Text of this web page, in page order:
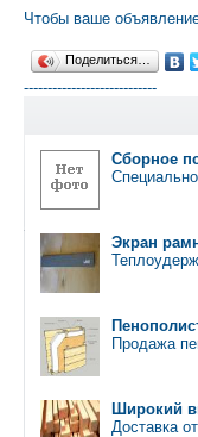
Чтобы ваше
Поделиться…
----------------------------
Сборное
Экран
Продажа
Широкий
Доставка